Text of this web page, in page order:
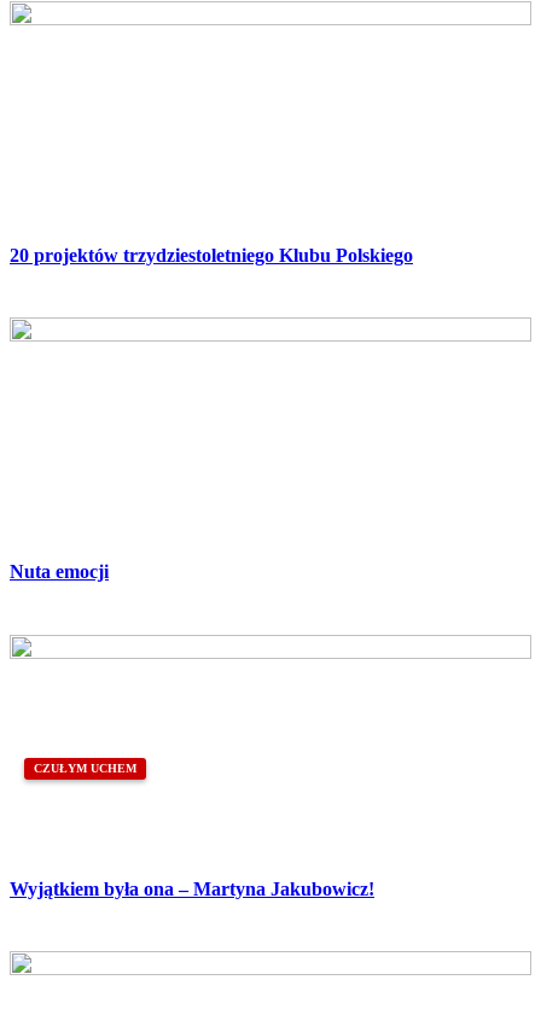
20 projektów trzydziestoletniego Klubu Polskiego
Nuta emocji
CZUŁYM UCHEM
Wyjątkiem była ona – Martyna Jakubowicz!